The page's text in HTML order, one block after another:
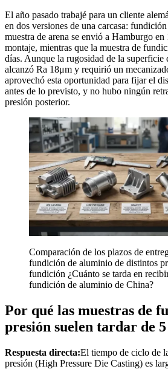
El año pasado trabajé para un cliente
en dos versiones de una carcasa:
muestra de arena se envió a Hamburgo
montaje, mientras que la muestra de
días. Aunque la rugosidad de la superficie
alcanzó Ra 18μm y requirió un
aprovechó esta oportunidad para fijar el
antes de lo previsto, y no hubo ningún
presión posterior.
Comparación de los plazos de
fundición de aluminio de distintos
fundición ¿Cuánto se tarda en
fundición de aluminio de China?
Por qué las muestras de
presión suelen tardar de 5
Respuesta directa:El tiempo de ciclo de
presión (High Pressure Die Casting) es